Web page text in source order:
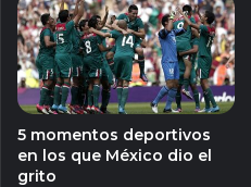
5 momentos deportivos
en los que México dio el
grito